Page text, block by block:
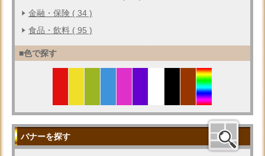
金融・保険 ( 34 )
食品・飲料 ( 95 )
■色で探す
バナーを探す